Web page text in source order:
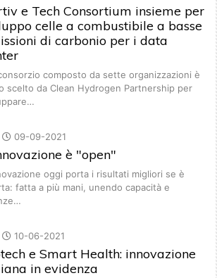
e Tech Consortium insieme per
celle a combustibile a basse
di carbonio per i data
composto da sette organizzazioni è
scelto da Clean Hydrogen Partnership per
09-09-2021
è "open"
oggi porta i risultati migliori se è
fatta a più mani, unendo capacità e
10-06-2021
e Smart Health: innovazione
in evidenza